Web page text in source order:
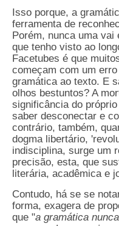
Isso porque, a
ferramenta de
Porém, nunca uma vai
que tenho visto ao
Facetubes é que
começam com um
gramática ao texto. E
olhos bestuntos? A
significância do
saber desconectar e
contrário, também,
dogma libertário,
indisciplina, surge um
precisão, esta, que
literária, acadêmica e
Contudo, há se se
forma, exagera de
que "a gramática